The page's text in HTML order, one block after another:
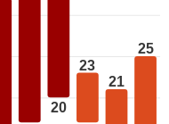
20
23
21
25